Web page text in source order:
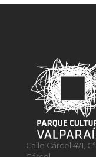
Calle Cárcel 471, C°